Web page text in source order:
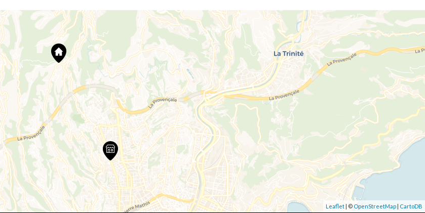
Leaflet| © OpenStreetMap | CartoDB